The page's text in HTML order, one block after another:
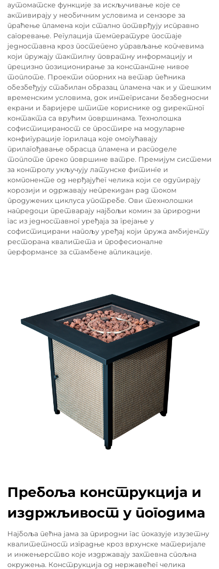
аутоматске функције за искључивање које се
активирају у необичним условима и сензоре за
праћење пламена који стално потврђују исправно
сагоревање. Регулација температуре постаје
једноставна кроз постепено управљање копчевима
који пружају тактилну повратну информацију и
прецизно позиционирање за константне нивое
топлоте. Проекти опорних на ветар пећника
обезбеђују стабилан образац пламена чак и у тешким
временским условима, док интегрисани безбедносни
екрани и баријере штите кориснике од директног
контакта са врућим површинама. Технолошка
софистицираност се простире на модуларне
конфигурације горилаца које омогућавају
прилагођавање обрасца пламена и расподеле
топлоте преко површине ватре. Премијум системи
за контролу укључују латунске фитинге и
компоненте од нерђајућег челика који се одупирају
корозији и одржавају непрекидан рад током
продужених циклуса употребе. Ови технолошки
напредоци претварају најбољи комин за природни
гас из једноставног уређаја за грејање у
софистицирани напољу уређај који пружа амбијенту
ресторана квалитета и професионалне
перформансе за стамбене апликације.
Пребоља конструкција и
издржљивост у погодима
Најбоља пећна јама за природни гас показује изузетну
квалитетност изградње кроз врхунске материјале
и инжењерство које издржавају захтевна спољна
окружења. Конструкција од нержавећег челика